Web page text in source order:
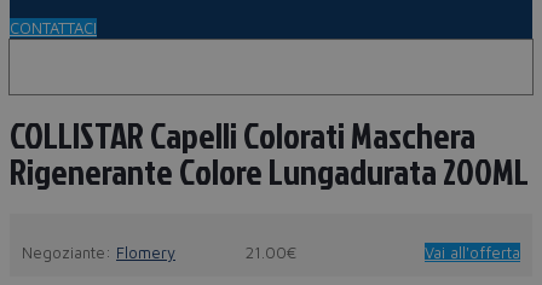
CONTATTACI
COLLISTAR Capelli Colorati Maschera
Rigenerante Colore Lungadurata 200ML
Negoziante: Flomery 21.00€ Vai all'offerta